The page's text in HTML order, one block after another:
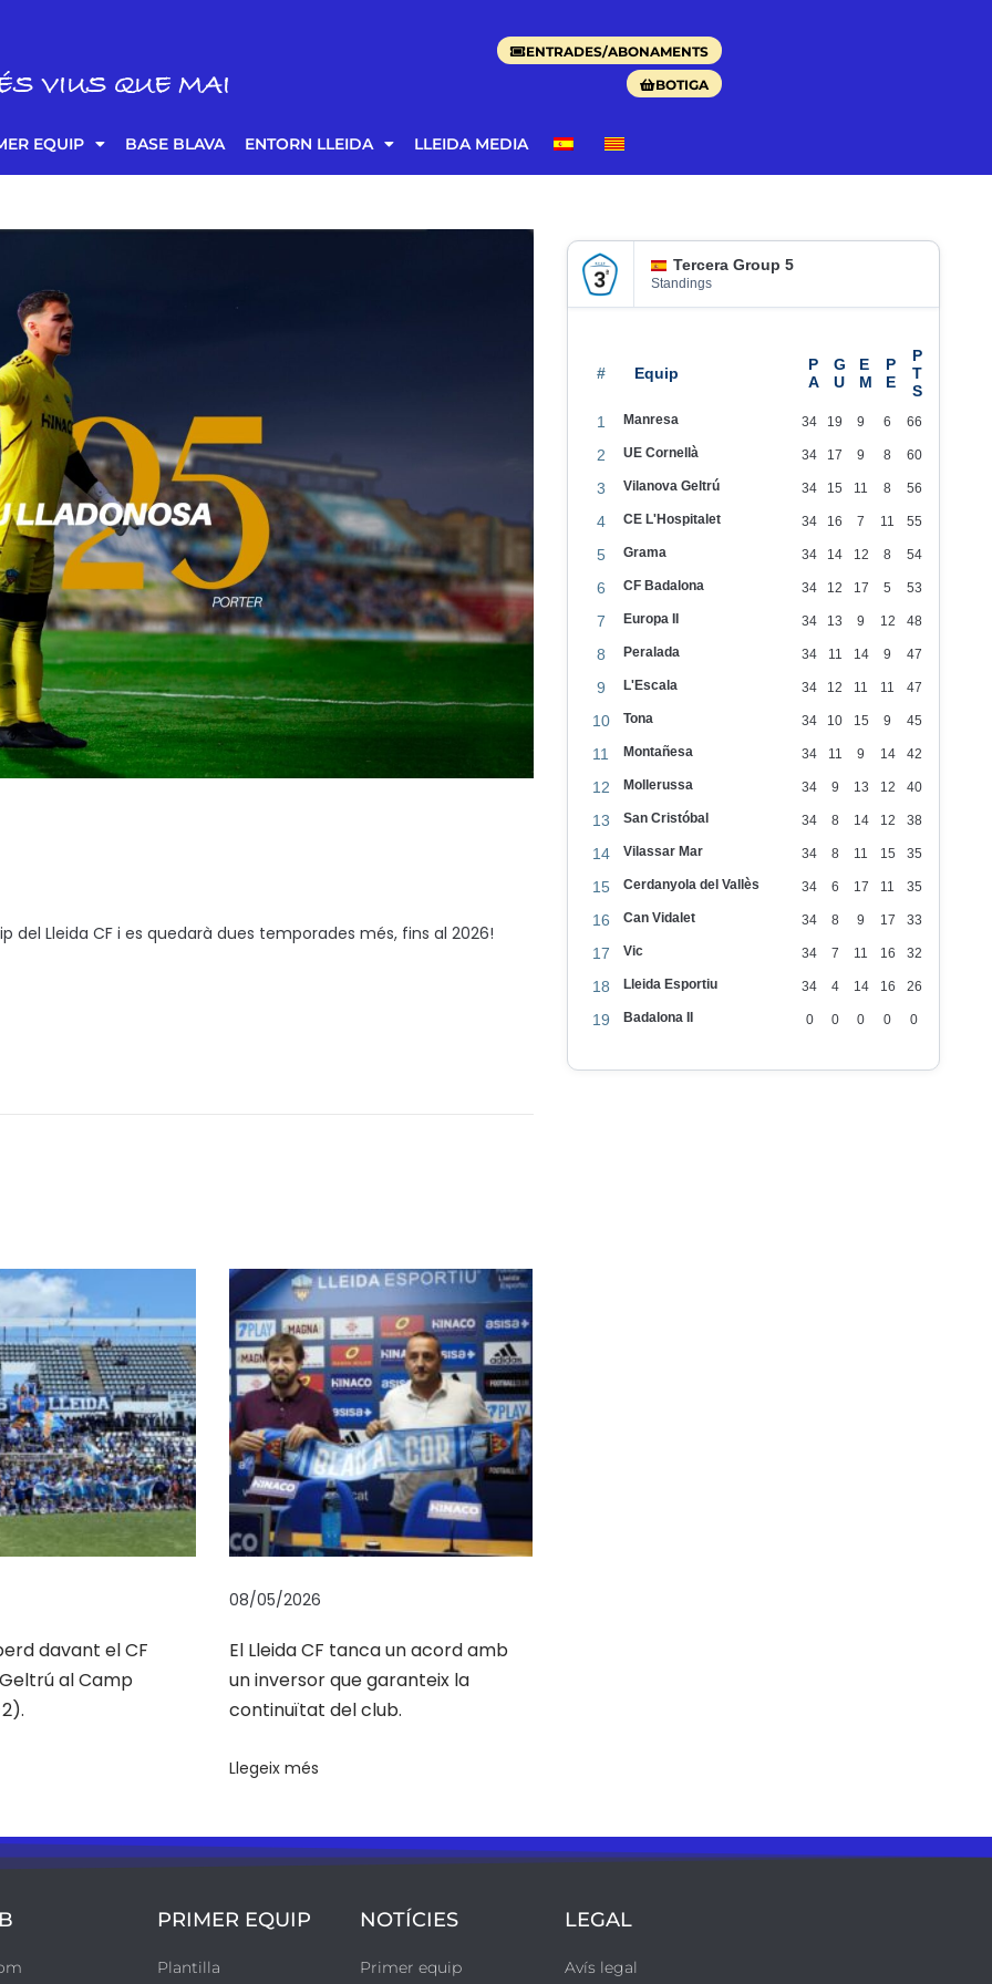
VIUS QUE MAI
EQUIP BASE BLAVA ENTORN LLEIDA LLEIDA MEDIA
ENTRADES/ABONAMENTS
BOTIGA
del Lleida CF i es quedarà dues temporades més, fins al 2026!
davant el CF
al Camp
08/05/2026
El Lleida CF tanca un acord amb
un inversor que garanteix la
continuïtat del club.
Llegeix més
Tercera Group 5
Standings
#
1 Manresa 34 19 9 6 66
2 UE Cornellà 34 17 9 8 60
3 Vilanova Geltrú 34 15 11 8 56
4 CE L'Hospitalet 34 16 7 11 55
5 Grama 34 14 12 8 54
6 CF Badalona 34 12 17 5 53
7 Europa II 34 13 9 12 48
8 Peralada 34 11 14 9 47
9 L'Escala 34 12 11 11 47
10 Tona 34 10 15 9 45
11 Montañesa 34 11 9 14 42
12 Mollerussa 34 9 13 12 40
13 San Cristóbal 34 8 14 12 38
14 Vilassar Mar 34 8 11 15 35
15 Cerdanyola del Vallès 34 6 17 11 35
16 Can Vidalet 34 8 9 17 33
17 Vic 34 7 11 16 32
18 Lleida Esportiu 34 4 14 16 26
19 Badalona II 0 0 0 0 0
PRIMER EQUIP
Plantilla
NOTÍCIES
Primer equip
LEGAL
Avís legal